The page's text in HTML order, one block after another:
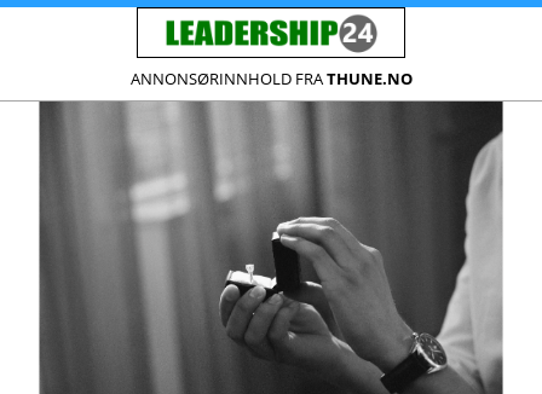
ANNONSØRINNHOLD FRATHUNE.NO